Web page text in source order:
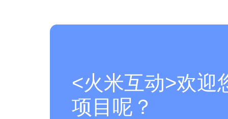
<火米互动>欢迎
项目呢？